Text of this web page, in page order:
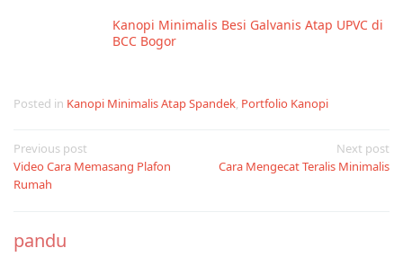
Kanopi Minimalis Besi Galvanis Atap UPVC di
BCC Bogor
Posted in Kanopi Minimalis Atap Spandek, Portfolio Kanopi
Post
navigation
Previous post
Video Cara Memasang Plafon
Rumah
Next post
Cara Mengecat Teralis Minimalis
pandu